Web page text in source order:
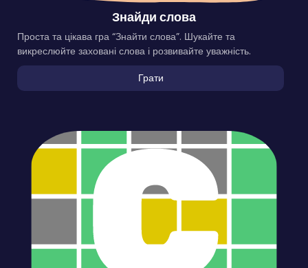
Знайди слова
Проста та цікава гра “Знайти слова”. Шукайте та
викреслюйте заховані слова і розвивайте уважність.
Грати